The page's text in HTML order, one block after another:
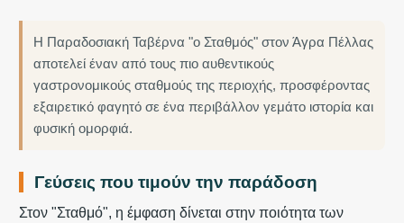
Η Παραδοσιακή Ταβέρνα "ο Σταθμός" στον Άγρα Πέλλας
αποτελεί έναν από τους πιο αυθεντικούς
γαστρονομικούς σταθμούς της περιοχής, προσφέροντας
εξαιρετικό φαγητό σε ένα περιβάλλον γεμάτο ιστορία και
φυσική ομορφιά.
Γεύσεις που τιμούν την παράδοση
Στον "Σταθμό", η έμφαση δίνεται στην ποιότητα των